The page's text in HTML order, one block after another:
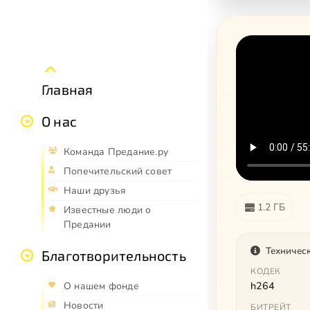
Главная
О нас
Команда Предание.ру
Попечительский совет
Наши друзья
Известные люди о
Предании
Благотворительность
О нашем фонде
Новости
1.2 ГБ
КОДЕК
h264
БИТРЕЙТ